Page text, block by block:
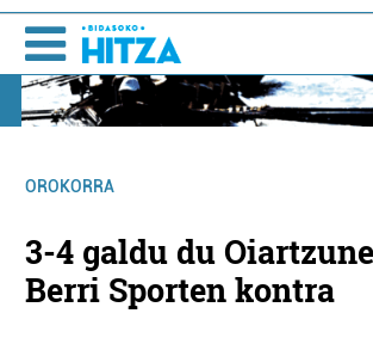
OROKORRA
3-4 galdu du
Berri Sporten kontra